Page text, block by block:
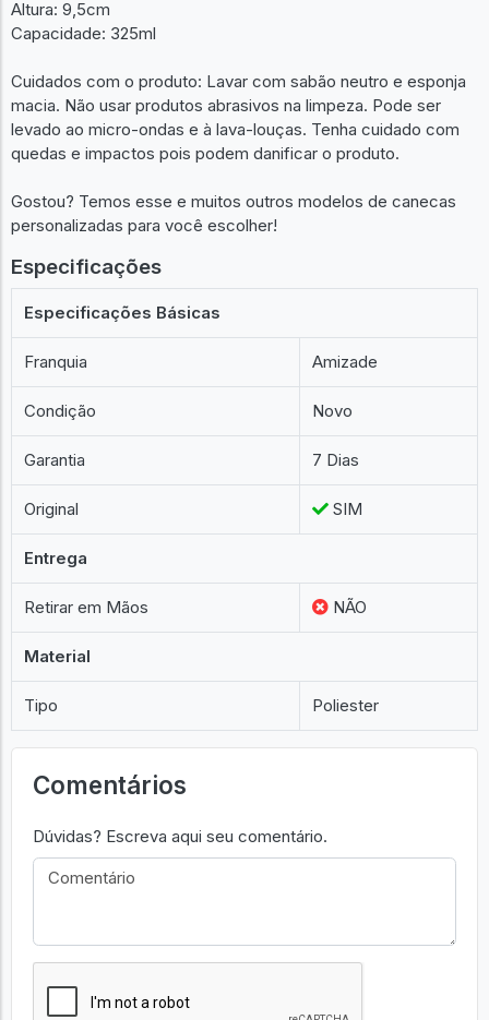
Altura: 9,5cm
Capacidade: 325ml
Cuidados com o produto: Lavar com sabão neutro e esponja
macia. Não usar produtos abrasivos na limpeza. Pode ser
levado ao micro-ondas e à lava-louças. Tenha cuidado com
quedas e impactos pois podem danificar o produto.
Gostou? Temos esse e muitos outros modelos de canecas
personalizadas para você escolher!
Especificações
Especificações Básicas
Franquia Amizade
Condição Novo
Garantia 7 Dias
Original SIM
Entrega
Retirar em Mãos NÃO
Material
Tipo Poliester
Comentários
Dúvidas? Escreva aqui seu comentário.